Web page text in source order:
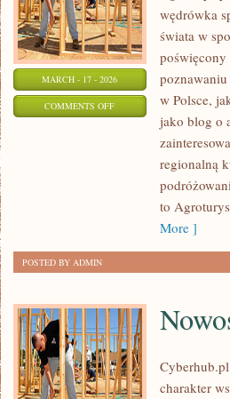
MARCH - 17 - 2026
COMMENTS OFFON
AGROTURYSTYKA
ZAKOCHANYCH
wędrówka
świata w
poświęcony
w Polsce,
jako blog o
regionalną
to
More ]
POSTED BY ADMIN
charakter